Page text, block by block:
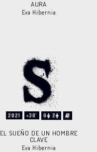
AURA
Eva Hibernia
2021 <30' 0 2
EL SUEÑO DE UN HOMBRE
CLAVE
Eva Hibernia